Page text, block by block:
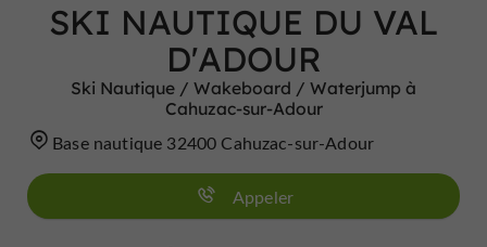
SKI NAUTIQUE DU VAL
D'ADOUR
Ski Nautique / Wakeboard / Waterjump à
Cahuzac-sur-Adour
Base nautique 32400 Cahuzac-sur-Adour
Appeler